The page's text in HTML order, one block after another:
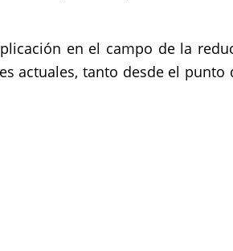
en el campo de la
actuales, tanto desde el punto